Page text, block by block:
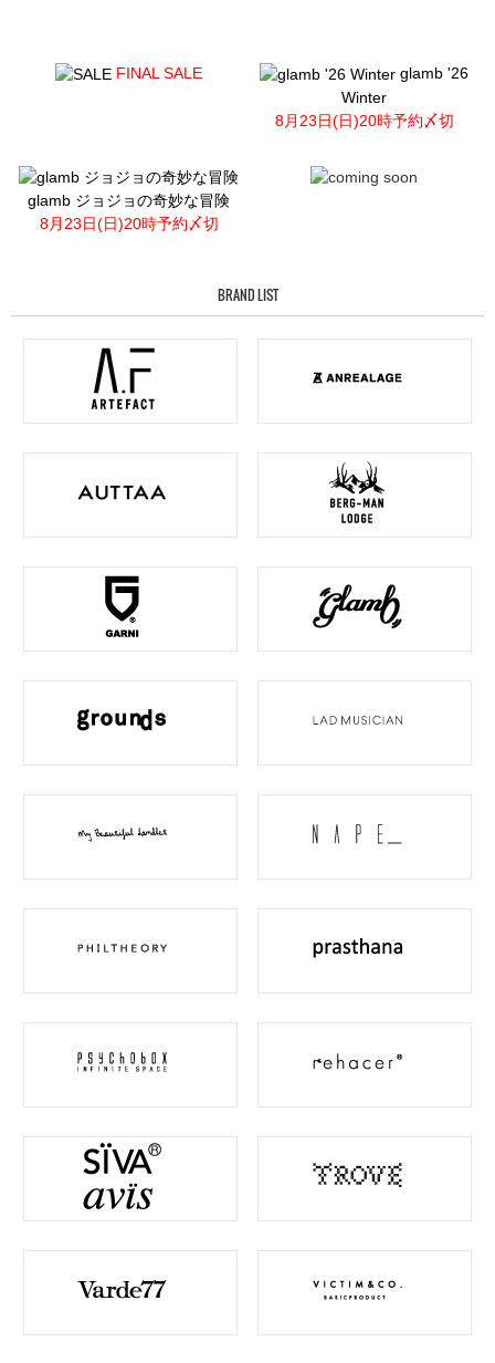
FINAL SALE
glamb '26
Winter
8月23日(日)20時予約〆切
glamb ジョジョの奇妙な冒険
8月23日(日)20時予約〆切
BRAND LIST